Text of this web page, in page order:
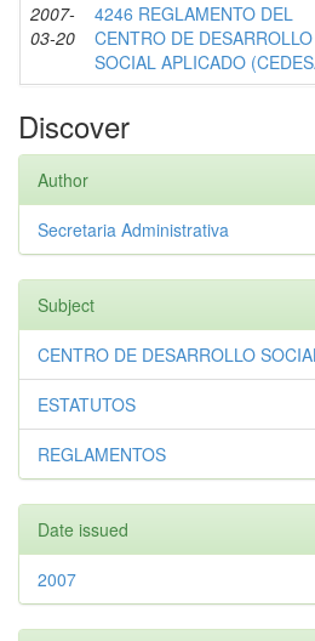
2007-
03-20
4246 REGLAMENTO DEL
CENTRO DE DESARROLLO
SOCIAL APLICADO
Discover
Author
Secretaria Administrativa
Subject
CENTRO DE DESARROLLO
ESTATUTOS
REGLAMENTOS
Date issued
2007